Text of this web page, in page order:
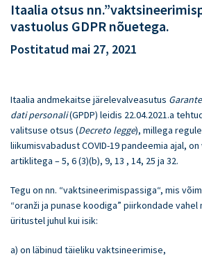
Itaalia otsus
vastuolus GDPR nõuetega.
Postitatud mai 27, 2021
Itaalia andmekaitse järelevalveasutus
dati personali(GPDP) leidis 22.04.2021.a
valitsuse otsus (Decreto legge), millega
liikumisvabadust COVID-19 pandeemia ajal, on
artiklitega – 5, 6 (3)(b), 9, 13 , 14, 25 ja 32.
Tegu on nn. “vaktsineerimispassiga“, mis
“oranži ja punase koodiga” piirkondade
üritustel juhul kui isik:
a) on läbinud täieliku vaktsineerimise,